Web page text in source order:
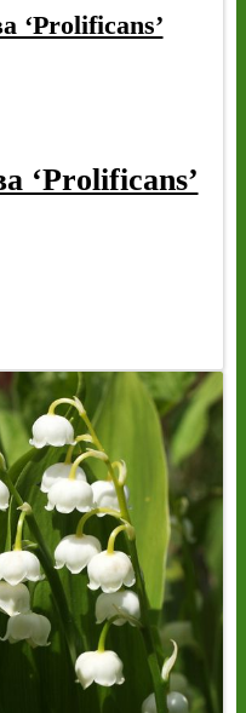
‘Prolificans’
‘Prolificans’